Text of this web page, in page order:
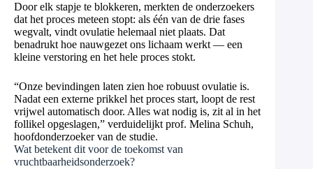
Door elk stapje te blokkeren, merkten de onderzoekers
dat het proces meteen stopt: als één van de drie fases
wegvalt, vindt ovulatie helemaal niet plaats. Dat
benadrukt hoe nauwgezet ons lichaam werkt — een
kleine verstoring en het hele proces stokt.
“Onze bevindingen laten zien hoe robuust ovulatie is.
Nadat een externe prikkel het proces start, loopt de rest
vrijwel automatisch door. Alles wat nodig is, zit al in het
follikel opgeslagen,” verduidelijkt prof. Melina Schuh,
hoofdonderzoeker van de studie.
Wat betekent dit voor de toekomst van
vruchtbaarheidsonderzoek?